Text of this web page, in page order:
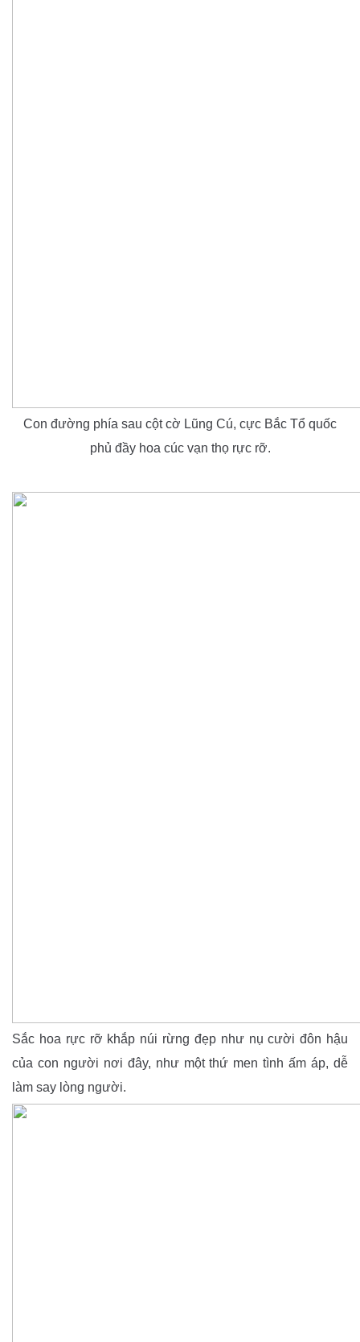
Con đường phía sau cột cờ Lũng Cú, cực Bắc Tổ quốc
phủ đầy hoa cúc vạn thọ rực rỡ.
Sắc hoa rực rỡ khắp núi rừng đẹp như nụ cười đôn hậu
của con người nơi đây, như một thứ men tình ấm áp, dễ
làm say lòng người.